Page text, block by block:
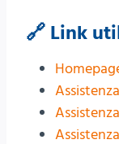
🔗 Link